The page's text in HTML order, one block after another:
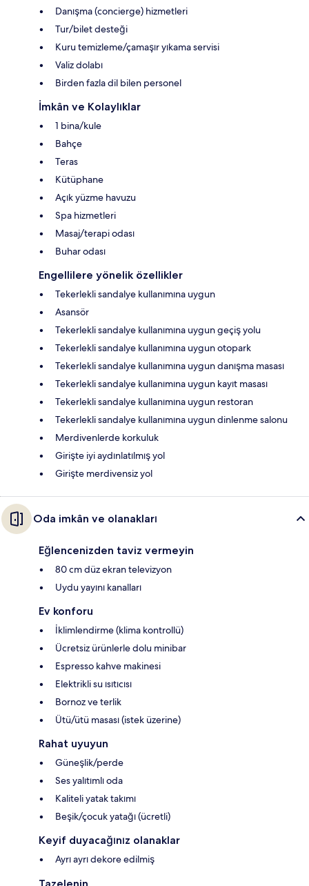
Danışma (concierge) hizmetleri
Tur/bilet desteği
Kuru temizleme/çamaşır yıkama servisi
Valiz dolabı
Birden fazla dil bilen personel
İmkân ve Kolaylıklar
1 bina/kule
Bahçe
Teras
Kütüphane
Açık yüzme havuzu
Spa hizmetleri
Masaj/terapi odası
Buhar odası
Engellilere yönelik özellikler
Tekerlekli sandalye kullanımına uygun
Asansör
Tekerlekli sandalye kullanımına uygun geçiş yolu
Tekerlekli sandalye kullanımına uygun otopark
Tekerlekli sandalye kullanımına uygun danışma masası
Tekerlekli sandalye kullanımına uygun kayıt masası
Tekerlekli sandalye kullanımına uygun restoran
Tekerlekli sandalye kullanımına uygun dinlenme salonu
Merdivenlerde korkuluk
Girişte iyi aydınlatılmış yol
Girişte merdivensiz yol
Oda imkân ve olanakları
Eğlencenizden taviz vermeyin
80 cm düz ekran televizyon
Uydu yayını kanalları
Ev konforu
İklimlendirme (klima kontrollü)
Ücretsiz ürünlerle dolu minibar
Espresso kahve makinesi
Elektrikli su ısıtıcısı
Bornoz ve terlik
Ütü/ütü masası (istek üzerine)
Rahat uyuyun
Güneşlik/perde
Ses yalıtımlı oda
Kaliteli yatak takımı
Beşik/çocuk yatağı (ücretli)
Keyif duyacağınız olanaklar
Ayrı ayrı dekore edilmiş